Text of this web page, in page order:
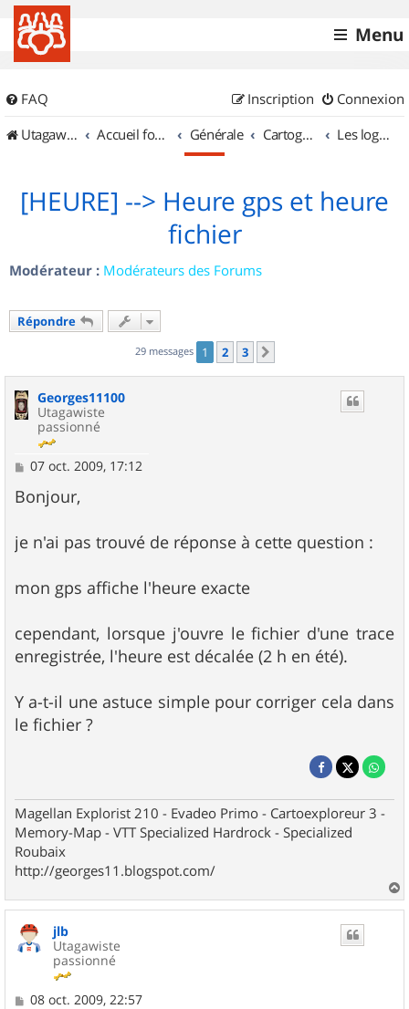
Menu
FAQ Connexion
Inscription
UtagawaVTT (Randos VTT et VTTAE avec traces GPS)
Accueil forum Générale Cartographie et GPS Les logiciels
[HEURE] --> Heure gps et heure
fichier
Modérateur : Modérateurs des Forums
Répondre
29 messages 1 2 3
Georges11100
Utagawiste
passionné
M
s
s
g
e
07 oct. 2009, 17:12
Bonjour,
je n'ai pas trouvé de réponse à cette question :
mon gps affiche l'heure exacte
cependant, lorsque j'ouvre le fichier d'une trace
enregistrée, l'heure est décalée (2 h en été).
Y a-t-il une astuce simple pour corriger cela dans
le fichier ?
Magellan Explorist 210 - Evadeo Primo - Cartoexploreur 3 -
Memory-Map - VTT Specialized Hardrock - Specialized
Roubaix
http://georges11.blogspot.com/
a
u
jlb
Utagawiste
passionné
M
08 oct. 2009, 22:57